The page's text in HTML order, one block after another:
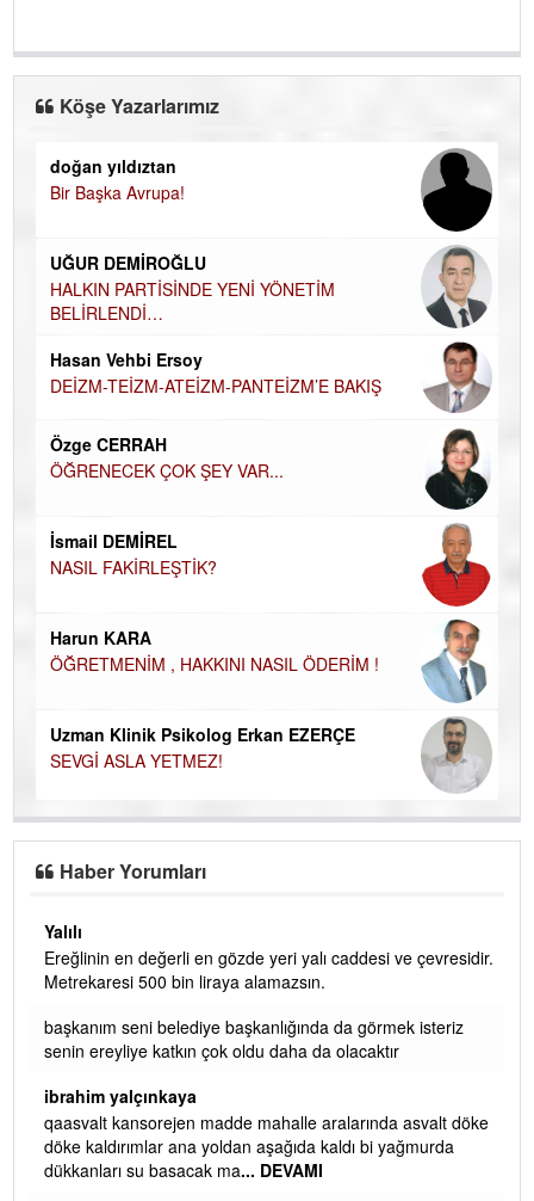
Köşe Yazarlarımız
doğan yıldıztan
Bir Başka Avrupa!
UĞUR DEMİROĞLU
HALKIN PARTİSİNDE YENİ YÖNETİM
BELİRLENDİ…
Hasan Vehbi Ersoy
DEİZM-TEİZM-ATEİZM-PANTEİZM’E BAKIŞ
Özge CERRAH
ÖĞRENECEK ÇOK ŞEY VAR...
İsmail DEMİREL
NASIL FAKİRLEŞTİK?
Harun KARA
ÖĞRETMENİM , HAKKINI NASIL ÖDERİM !
Uzman Klinik Psikolog Erkan EZERÇE
SEVGİ ASLA YETMEZ!
Haber Yorumları
Yalılı
Ereğlinin en değerli en gözde yeri yalı caddesi ve çevresidir.
Metrekaresi 500 bin liraya alamazsın.
başkanım seni belediye başkanlığında da görmek isteriz
senin ereyliye katkın çok oldu daha da olacaktır
ibrahim yalçınkaya
qaasvalt kansorejen madde mahalle aralarında asvalt döke
döke kaldırımlar ana yoldan aşağıda kaldı bi yağmurda
dükkanları su basacak ma... DEVAMI